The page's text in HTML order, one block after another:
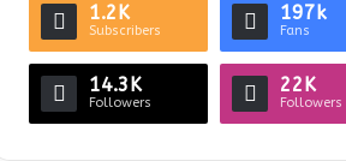
1.2K
Subscribers
197k
Fans
14.3K
Followers
22K
Followers